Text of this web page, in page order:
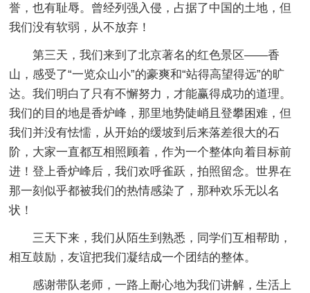
誉，也有耻辱。曾经列强入侵，占据了中国的土地，但
我们没有软弱，从不放弃！
第三天，我们来到了北京著名的红色景区——香
山，感受了“一览众山小”的豪爽和“站得高望得远”的旷
达。我们明白了只有不懈努力，才能赢得成功的道理。
我们的目的地是香炉峰，那里地势陡峭且登攀困难，但
我们并没有怯懦，从开始的缓坡到后来落差很大的石
阶，大家一直都互相照顾着，作为一个整体向着目标前
进！登上香炉峰后，我们欢呼雀跃，拍照留念。世界在
那一刻似乎都被我们的热情感染了，那种欢乐无以名
状！
三天下来，我们从陌生到熟悉，同学们互相帮助，
相互鼓励，友谊把我们凝结成一个团结的整体。
感谢带队老师，一路上耐心地为我们讲解，生活上